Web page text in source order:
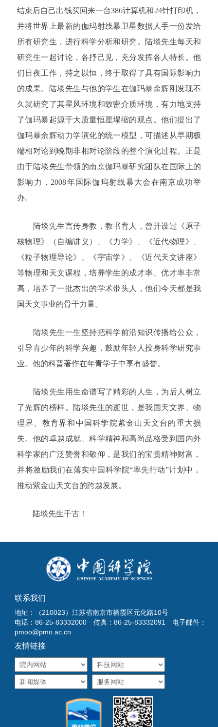
结束后自己出钱买回来一台386计算机和24针打印机，
并将世界上最新的伽玛射线暴卫星数据人手一份发给
所有研究生，进行科学分析和研究。陆埮先生每天和
研究生一起讨论，各抒己见，充分发挥各人特长。他
们日夜工作，持之以恒，终于取得了具有国际影响力
的成果。陆埮先生与他的学生在伽玛暴余辉刚发现不
久就研究了其星风环境和致密介质环境，有力地支持
了伽玛暴起源于大质量恒星塌缩的观点。他们提出了
伽玛暴余辉动力学演化的统一模型，可描述从早期极
端相对论到晚期非相对论阶段的整个演化过程。正是
由于陆埮先生带领的南京伽玛暴研究团队在国际上的
影响力，2008年国际伽玛射线暴大会在南京成功举
办。
陆埮先生言传身教，教书育人，曾开设过《原子
核物理》（自编讲义）、《力学》、《近代物理》、
《粒子物理导论》、《宇宙学》、《近代天文讲座》
等物理和天文课程，培养学生的成才率、优才率非常
高，培养了一批杰出的学术带头人，他们今天都是我
国天文事业的骨干力量。
陆埮先生一生坚持把科学前沿知识传播给公众，
引导青少年的科学兴趣，鼓励年轻人投身科学研究事
业。他的科普著作在年青学子中享有盛誉。
陆埮先生用生命谱写了精彩的人生，为后人树立
了光辉的榜样。陆埮先生的逝世，是我国天文界、物
理界、教育界和中国科学院紫金山天文台的重大损
失。他的卓越成就、科学精神和高尚品格受到国内外
科学家的广泛赞誉和敬仰，是我们的宝贵精神财富，
并将激励我们在落实中国科学院“率先行动”计划中，
推动紫金山天文台的跨越发展。
陆埮先生千古！
联系我们
地址：（210023）江苏省南京市栖霞区元化路10号
电话：86-25-83332000 传真：86-25-83332091 电子邮件：
pmoo@pmo.ac.cn
友情链接